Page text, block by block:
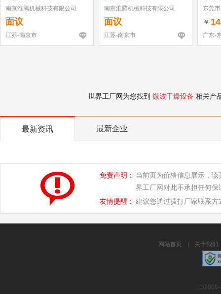
南京淮腾机械科技有限公司
面议
江苏-南京市
南京淮腾机械科技有限公司
面议
江苏-南京市
东莞
￥
广东-
世界工厂网为您找到 微波干燥设备 相关产
最新资讯 最新企业
免责声明：
当前页为价格信息展示，
界工厂网对此不承担任何保
友情提醒： 建议您通过拨打厂家联系
网站首页 关于我们